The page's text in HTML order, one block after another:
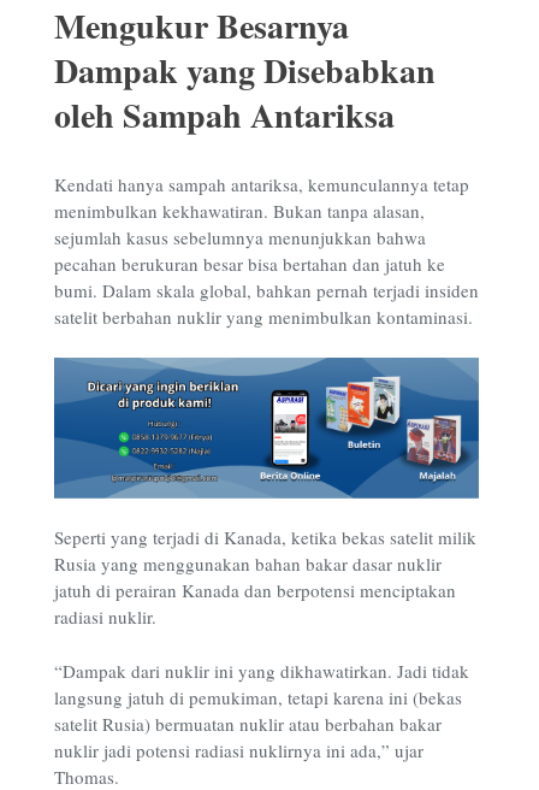
Mengukur Besarnya
Dampak yang Disebabkan
oleh Sampah Antariksa
Kendati hanya sampah antariksa, kemunculannya tetap
menimbulkan kekhawatiran. Bukan tanpa alasan,
sejumlah kasus sebelumnya menunjukkan bahwa
pecahan berukuran besar bisa bertahan dan jatuh ke
bumi. Dalam skala global, bahkan pernah terjadi insiden
satelit berbahan nuklir yang menimbulkan kontaminasi.
Seperti yang terjadi di Kanada, ketika bekas satelit milik
Rusia yang menggunakan bahan bakar dasar nuklir
jatuh di perairan Kanada dan berpotensi menciptakan
radiasi nuklir.
“Dampak dari nuklir ini yang dikhawatirkan. Jadi tidak
langsung jatuh di pemukiman, tetapi karena ini (bekas
satelit Rusia) bermuatan nuklir atau berbahan bakar
nuklir jadi potensi radiasi nuklirnya ini ada,” ujar
Thomas.